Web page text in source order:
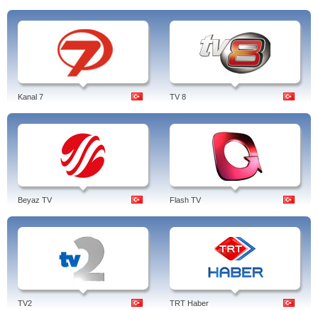
Kanal 7 TV 8
Beyaz TV Flash TV
TV2 TRT Haber